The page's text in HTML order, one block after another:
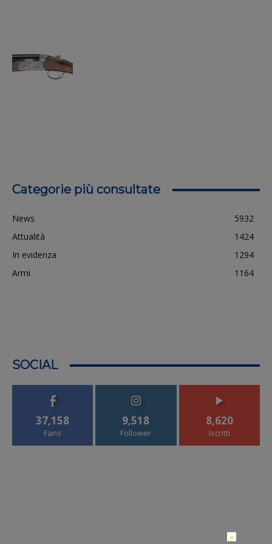
Categorie più consultate
News
5932
Attualità
1424
In evidenza
1294
Armi
1164
SOCIAL
37,158
Fans
9,518
Follower
8,620
Iscritti
×